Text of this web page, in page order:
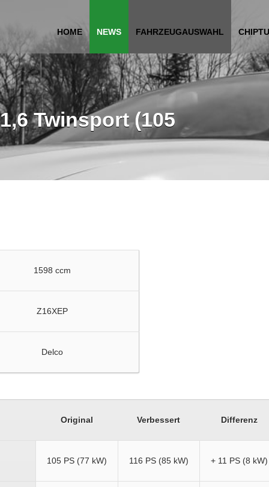
HOME NEWS FAHRZEUGAUSWAHL
Twinsport (105
1598 ccm
Z16XEP
Delco
Original Verbessert Differenz
105 PS (77 kW) 116 PS (85 kW) + 11 PS (8 kW)